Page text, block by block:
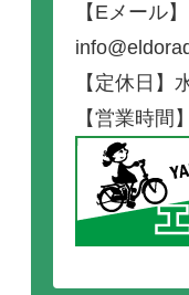
【Eメール】
【定休日】
【営業時間